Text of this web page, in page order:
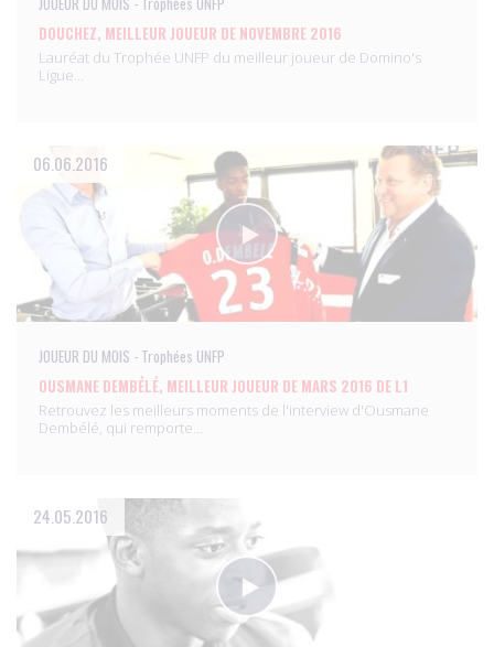
DOUCHEZ, MEILLEUR JOUEUR DE NOVEMBRE 2016
Lauréat du Trophée UNFP du meilleur joueur de Domino's
Ligue…
06.06.2016
JOUEUR DU MOIS - Trophées UNFP
OUSMANE DEMBÉLÉ, MEILLEUR JOUEUR DE MARS 2016 DE L1
Retrouvez les meilleurs moments de l'interview d'Ousmane
Dembélé, qui remporte…
24.05.2016